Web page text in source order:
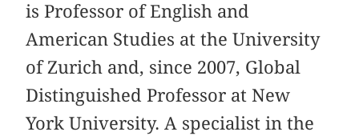
is Professor of English and
American Studies at the University
of Zurich and, since 2007, Global
Distinguished Professor at New
York University. A specialist in the